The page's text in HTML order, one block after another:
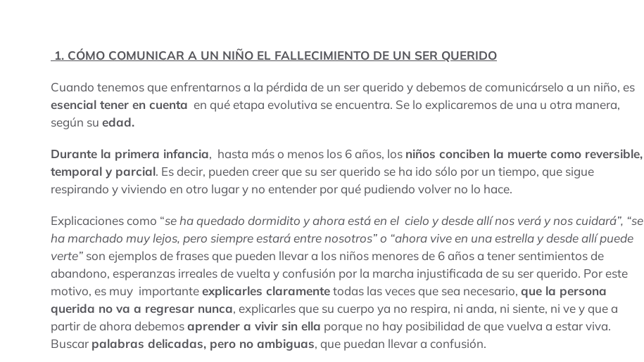
1. CÓMO COMUNICAR A UN NIÑO EL FALLECIMIENTO DE UN SER QUERIDO
Cuando tenemos que enfrentarnos a la pérdida de un ser querido y debemos de comunicárselo a un niño, es
esencial tener en cuenta en qué etapa evolutiva se encuentra. Se lo explicaremos de una u otra manera,
según su edad.
Durante la primera infancia, hasta más o menos los 6 años, los niños conciben la muerte como reversible,
temporal y parcial. Es decir, pueden creer que su ser querido se ha ido sólo por un tiempo, que sigue
respirando y viviendo en otro lugar y no entender por qué pudiendo volver no lo hace.
Explicaciones como “se ha quedado dormidito y ahora está en el cielo y desde allí nos verá y nos cuidará”, “se
ha marchado muy lejos, pero siempre estará entre nosotros” o “ahora vive en una estrella y desde allí puede
verte” son ejemplos de frases que pueden llevar a los niños menores de 6 años a tener sentimientos de
abandono, esperanzas irreales de vuelta y confusión por la marcha injustificada de su ser querido. Por este
motivo, es muy importanteexplicarles claramentetodas las veces que sea necesario, que la persona
querida no va a regresar nunca, explicarles que su cuerpo ya no respira, ni anda, ni siente, ni ve y que a
partir de ahora debemosaprender a vivir sin ella porque no hay posibilidad de que vuelva a estar viva.
Buscar palabras delicadas, pero no ambiguas, que puedan llevar a confusión.